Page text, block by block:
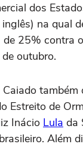
dos
na qual
25% contra
de outubro.
também
Estreito de
Inácio Lula da
Além